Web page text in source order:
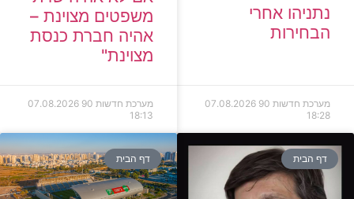
נתניהו אחרי
הבחירות
מערכת חדשות 90
07.08.2026
18:28
משפטים מצוינת –
אהיה חברת כנסת
מצוינת"
מערכת חדשות 90
07.08.2026
18:13
דף הבית דף הבית